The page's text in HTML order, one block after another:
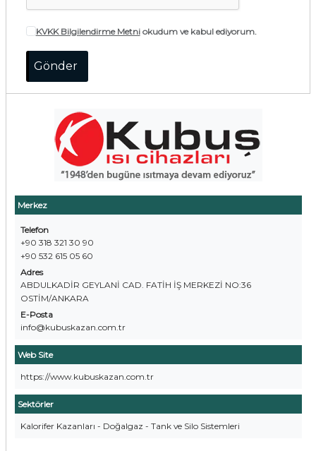
Merkez
Telefon
+90 318 321 30 90
+90 532 615 05 60
Adres
ABDULKADİR GEYLANİ CAD. FATİH İŞ MERKEZİ NO:36
OSTİM/ANKARA
E-Posta
info@kubuskazan.com.tr
Web Site
https://www.kubuskazan.com.tr
Sektörler
Kalorifer Kazanları - Doğalgaz - Tank ve Silo Sistemleri
KVKK Bilgilendirme Metniokudum ve kabul ediyorum.